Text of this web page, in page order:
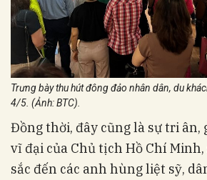
Trưng bày thu hút đông đảo nhân dân, du
4/5. (Ảnh: BTC).
Đồng thời, đây cũng là sự tri ân,
vĩ đại của Chủ tịch Hồ Chí
sắc đến các anh hùng liệt sỹ,